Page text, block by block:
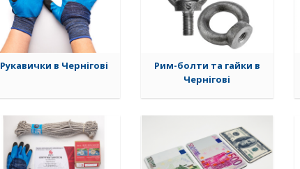
Рукавички в Чернігові
Рим-болти та гайки в
Чернігові